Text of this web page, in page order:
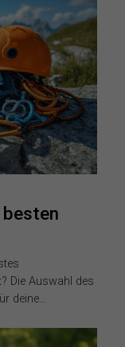
Die Auswahl des
deine…